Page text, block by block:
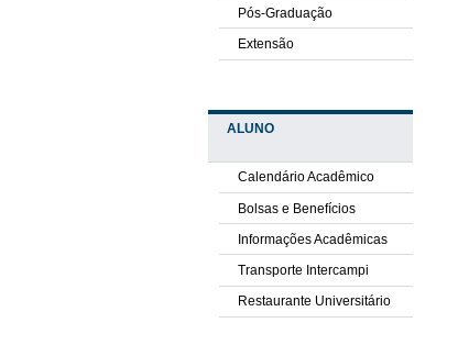
Pós-Graduação
Extensão
ALUNO
Calendário Acadêmico
Bolsas e Benefícios
Informações Acadêmicas
Transporte Intercampi
Restaurante Universitário